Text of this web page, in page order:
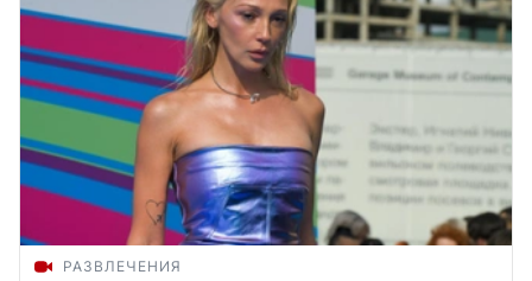
РАЗВЛЕЧЕНИЯ